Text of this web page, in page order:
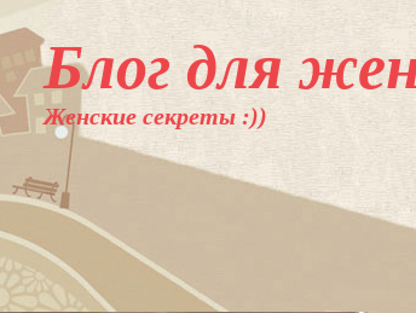
Блог для
Женские секреты :))